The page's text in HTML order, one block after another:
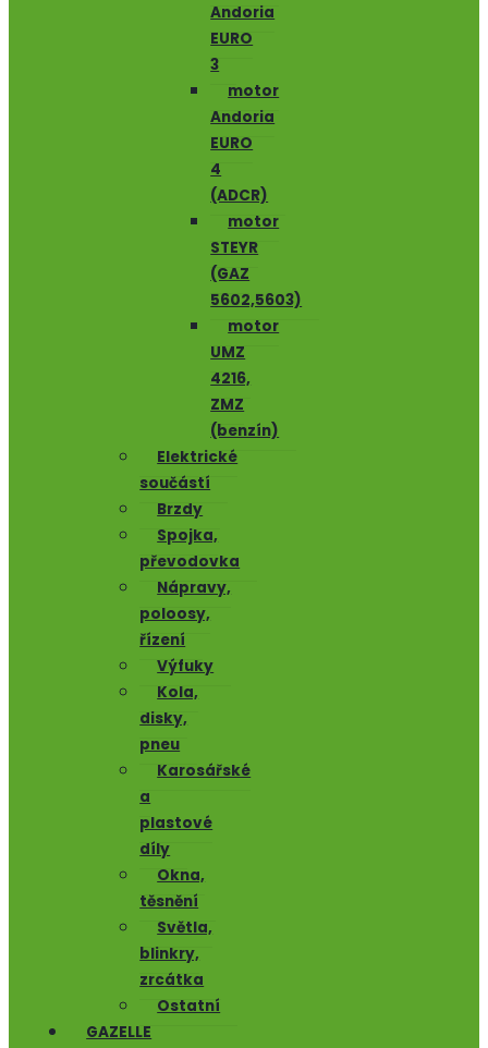
Andoria
EURO
3
motor
Andoria
EURO
4
(ADCR)
motor
STEYR
(GAZ
5602,5603)
motor
UMZ
4216,
ZMZ
(benzín)
Elektrické
součástí
Brzdy
Spojka,
převodovka
Nápravy,
poloosy,
řízení
Výfuky
Kola,
disky,
pneu
Karosářské
a
plastové
díly
Okna,
těsnění
Světla,
blinkry,
zrcátka
Ostatní
GAZELLE